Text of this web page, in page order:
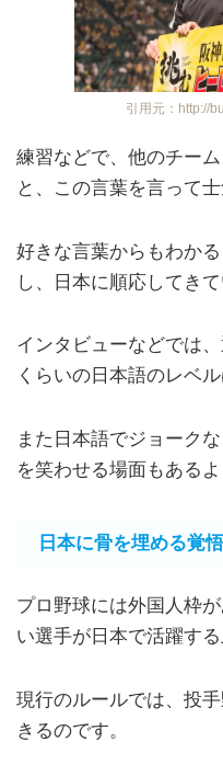
引用元：http://
練習などで、他のチー
と、この言葉を言って
好きな言葉からもわか
し、日本に順応してき
インタビューなどでは
くらいの日本語のレベ
また日本語でジョーク
を笑わせる場面もあるよ
日本に骨を埋める覚
プロ野球には外国人枠
い選手が日本で活躍す
現行のルールでは、投
きるのです。